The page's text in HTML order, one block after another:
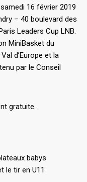
16 février 2019
– 40 boulevard des
Leaders Cup LNB.
MiniBasket du
d’Europe et la
par le Conseil
gratuite.
babys
le tir en U11